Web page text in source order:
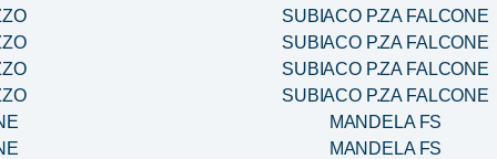
SUBIACO P.ZA FALCONE
SUBIACO P.ZA FALCONE
SUBIACO P.ZA FALCONE
SUBIACO P.ZA FALCONE
MANDELA FS
MANDELA FS